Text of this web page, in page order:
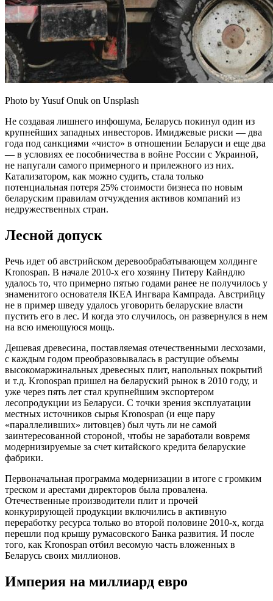
Photo by Yusuf Onuk on Unsplash
Не создавая лишнего инфошума, Беларусь покинул один из
крупнейших западных инвесторов. Имиджевые риски — два
года под санкциями «чисто» в отношении Беларуси и еще два
— в условиях ее пособничества в войне России с Украиной,
не напугали самого примерного и прилежного из них.
Катализатором, как можно судить, стала только
потенциальная потеря 25% стоимости бизнеса по новым
беларуским правилам отчуждения активов компаний из
недружественных стран.
Лесной допуск
Речь идет об австрийском деревообрабатывающем холдинге
Kronospan. В начале 2010-х его хозяину Питеру Кайндлю
удалось то, что примерно пятью годами ранее не получилось у
знаменитого основателя IKEA Ингвара Кампрада. Австрийцу
не в пример шведу удалось уговорить беларуские власти
пустить его в лес. И когда это случилось, он развернулся в нем
на всю имеющуюся мощь.
Дешевая древесина, поставляемая отечественными лесхозами,
с каждым годом преобразовывалась в растущие объемы
высокомаржинальных древесных плит, напольных покрытий
и т.д. Kronospan пришел на беларуский рынок в 2010 году, и
уже через пять лет стал крупнейшим экспортером
лесопродукции из Беларуси. С точки зрения эксплуатации
местных источников сырья Kronospan (и еще пару
«параллеливших» литовцев) был чуть ли не самой
заинтересованной стороной, чтобы не заработали вовремя
модернизируемые за счет китайского кредита беларуские
фабрики.
Первоначальная программа модернизации в итоге с громким
треском и арестами директоров была провалена.
Отечественные производители плит и прочей
конкурирующей продукции включились в активную
переработку ресурса только во второй половине 2010-х, когда
перешли под крышу румасовского Банка развития. И после
того, как Kronospan отбил весомую часть вложенных в
Беларусь своих миллионов.
Империя на миллиард евро